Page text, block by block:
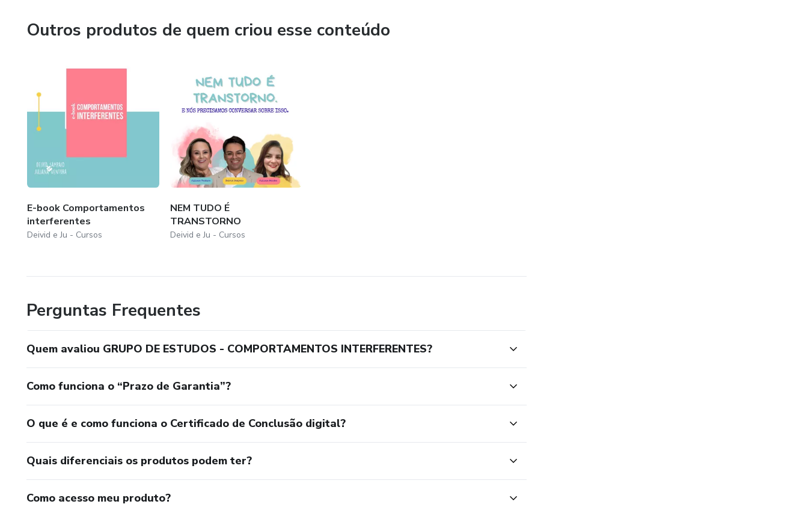
Outros produtos de quem criou esse conteúdo
E-book Comportamentos
interferentes
Deivid e Ju - Cursos
NEM TUDO É
TRANSTORNO
Deivid e Ju - Cursos
Perguntas Frequentes
Quem avaliou GRUPO DE ESTUDOS - COMPORTAMENTOS INTERFERENTES?
Como funciona o “Prazo de Garantia”?
O que é e como funciona o Certificado de Conclusão digital?
Quais diferenciais os produtos podem ter?
Como acesso meu produto?